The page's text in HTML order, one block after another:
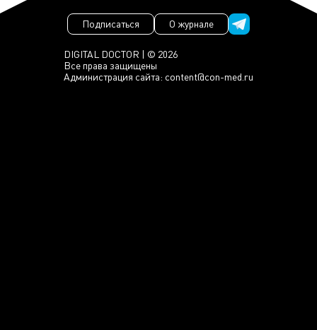
DIGITAL DOCTOR | © 2026
Все права защищены
Администрация сайта: content@con-med.ru
Подписаться О журнале